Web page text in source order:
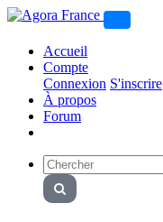
Accueil
Compte
Connexion S'inscrire
À propos
Forum